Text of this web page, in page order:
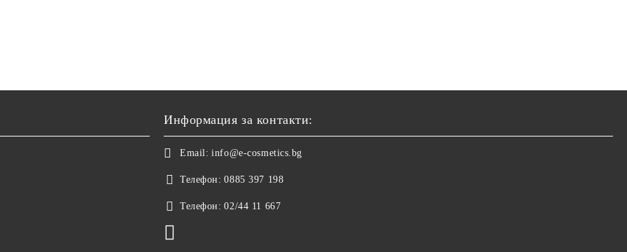
Информация за контакти:
Email: info@e-cosmetics.bg
Телефон: 0885 397 198
Телефон: 02/44 11 667